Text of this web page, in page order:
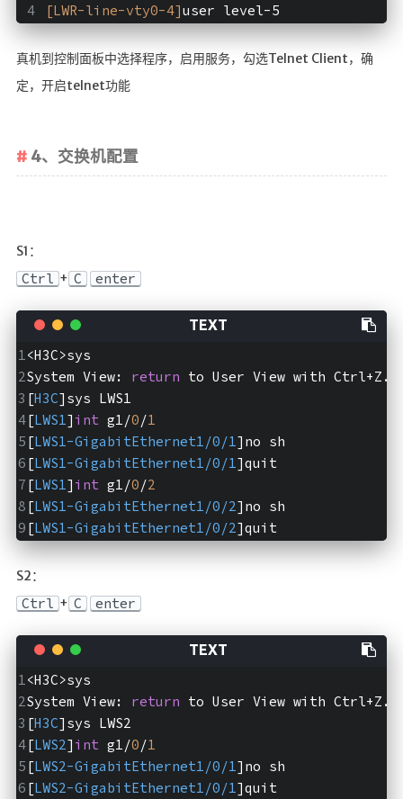
[LWR-line-vty0-4]user level-5
真机到控制面板中选择程序，启用服务，勾选Telnet Client，确
定，开启telnet功能
4、交换机配置
S1：
Ctrl + C enter
<H3C>sys
System View: return to User View with Ctrl+Z.
[H3C]sys LWS1
[LWS1] int g1/0/1
[LWS1-GigabitEthernet1/0/1]no sh
[LWS1-GigabitEthernet1/0/1]quit
[LWS1] int g1/0/2
[LWS1-GigabitEthernet1/0/2]no sh
[LWS1-GigabitEthernet1/0/2]quit
S2：
Ctrl + C enter
<H3C>sys
System View: return to User View with Ctrl+Z.
[H3C]sys LWS2
[LWS2] int g1/0/1
[LWS2-GigabitEthernet1/0/1]no sh
[LWS2-GigabitEthernet1/0/1]quit